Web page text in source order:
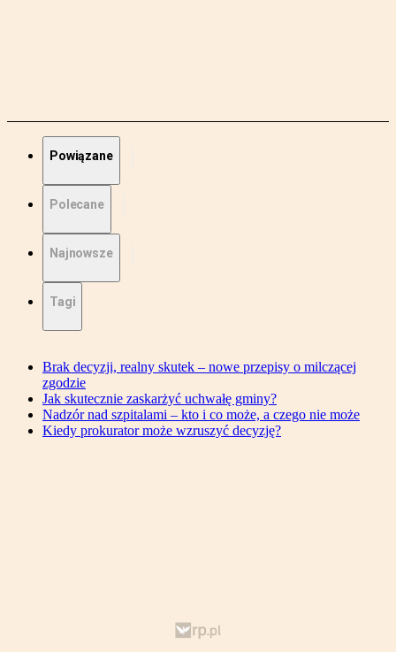
Powiązane
Polecane
Najnowsze
Tagi
Brak decyzji, realny skutek – nowe przepisy o milczącej
zgodzie
Jak skutecznie zaskarżyć uchwałę gminy?
Nadzór nad szpitalami – kto i co może, a czego nie może
Kiedy prokurator może wzruszyć decyzję?